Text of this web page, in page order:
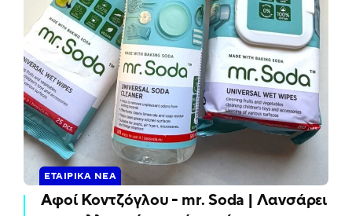
ΕΤΑΙΡΙΚΆ ΝΈΑ
Αφοί Κοντζόγλου - mr. Soda | Λανσάρει